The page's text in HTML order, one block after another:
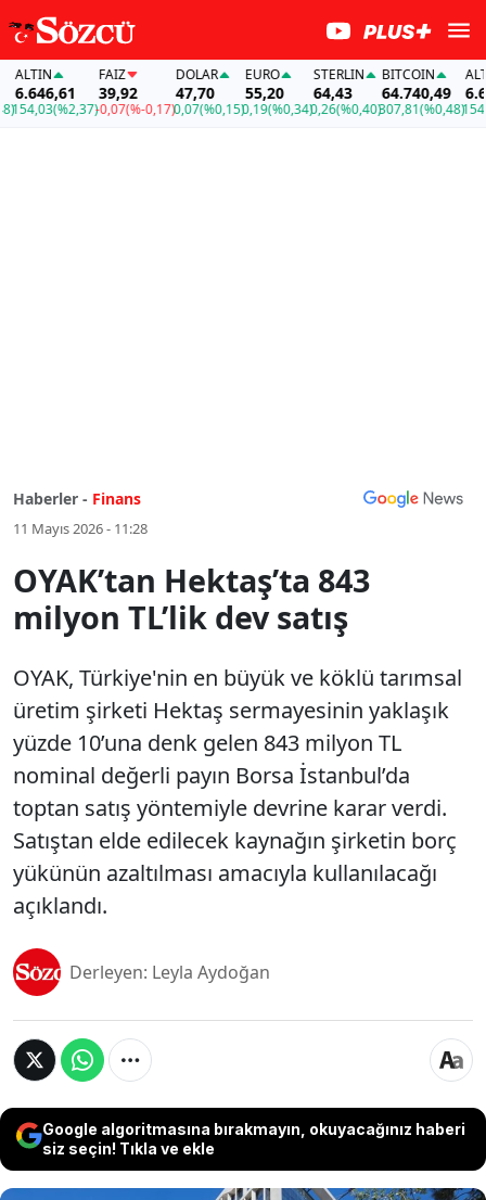
ALTIN
6.646,61
(%2,37)
FAİZ
39,92
-0,07(%-0,17)
DOLAR
47,70
0,07(%0,15)
EURO
55,20
0,19(%0,34)
STERLIN
64,43
0,26(%0,40)
BITCOIN
64.740,49
307,81(%0,48)
ALTIN
Haberler - Finans
11 Mayıs 2026 - 11:28
OYAK’tan Hektaş’ta 843
milyon TL’lik dev satış
OYAK, Türkiye'nin en büyük ve köklü tarımsal
üretim şirketi Hektaş sermayesinin yaklaşık
yüzde 10’una denk gelen 843 milyon TL
nominal değerli payın Borsa İstanbul’da
toptan satış yöntemiyle devrine karar verdi.
Satıştan elde edilecek kaynağın şirketin borç
yükünün azaltılması amacıyla kullanılacağı
açıklandı.
Derleyen: Leyla Aydoğan
Google algoritmasına bırakmayın, okuyacağınız haberi
siz seçin! Tıkla ve ekle